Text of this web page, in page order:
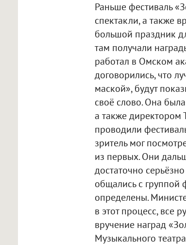
Раньше фестиваль
спектакли, а также
большой праздник
там получали
работал в Омском
договорились, что
маской», будут
своё слово. Она
а также директором
проводили
зритель мог
из первых. Они
достаточно
общались с группой
определены.
в этот процесс, все
вручение наград
Музыкального